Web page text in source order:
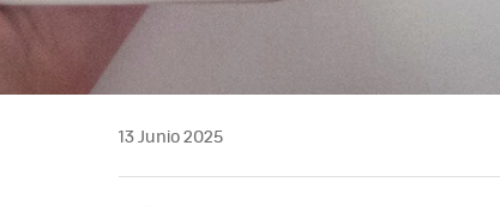
13 Junio 2025